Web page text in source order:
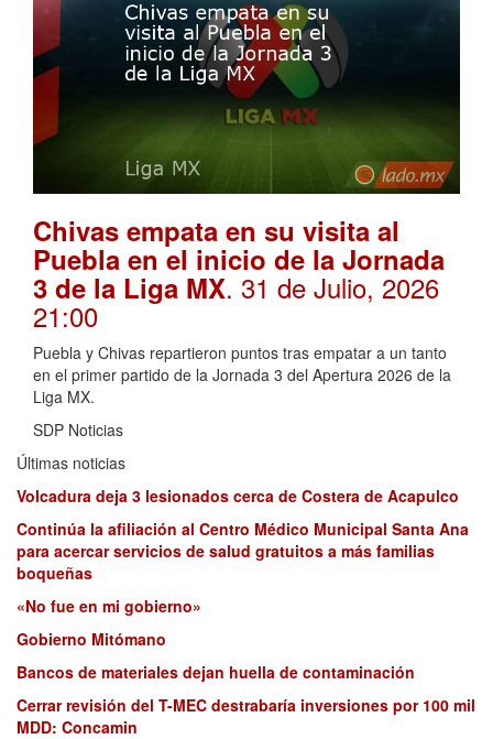
Chivas empata en su visita al
Puebla en el inicio de la Jornada
3 de la Liga MX. 31 de Julio, 2026
21:00
Puebla y Chivas repartieron puntos tras empatar a un tanto
en el primer partido de la Jornada 3 del Apertura 2026 de la
Liga MX.
SDP Noticias
Últimas noticias
Volcadura deja 3 lesionados cerca de Costera de Acapulco
Continúa la afiliación al Centro Médico Municipal Santa Ana
para acercar servicios de salud gratuitos a más familias
boqueñas
«No fue en mi gobierno»
Gobierno Mitómano
Bancos de materiales dejan huella de contaminación
Cerrar revisión del T-MEC destrabaría inversiones por 100 mil
MDD: Concamin